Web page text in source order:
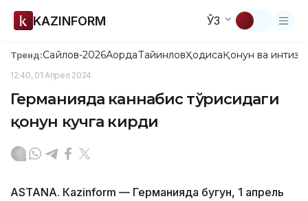
KAZINFORM ЎЗ
Тренд:Сайлов-2026АқордаТайинловҲодисаҚонун ва
12:40, 01 Апрел 2024
Германияда каннабис тўғрисидаги
қонун кучга кирди
ASTANА. Кazinform — Германияда бугун, 1 апрель